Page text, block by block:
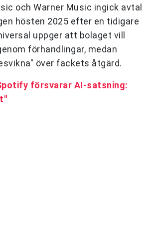
och Warner Music ingick avtal
hösten 2025 efter en tidigare
uppger att bolaget vill
förhandlingar, medan
över fackets åtgärd.
försvarar AI-satsning: